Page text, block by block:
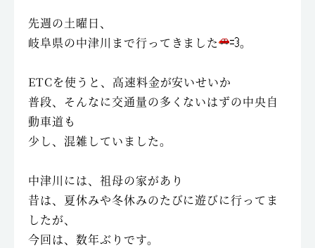
先週の土曜日、
岐阜県の中津川まで行ってきました
。
ETCを使うと、高速料金が安いせいか
普段、そんなに交通量の多くないはずの中央自
動車道も
少し、混雑していました。
中津川には、祖母の家があり
昔は、夏休みや冬休みのたびに遊びに行ってま
したが、
今回は、数年ぶりです。